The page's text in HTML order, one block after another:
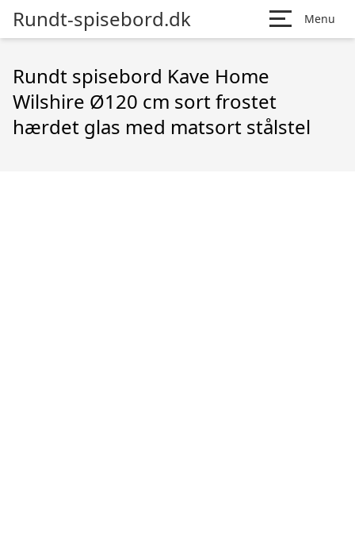
Rundt-spisebord.dk Menu
Rundt spisebord Kave Home
Wilshire Ø120 cm sort frostet
hærdet glas med matsort stålstel